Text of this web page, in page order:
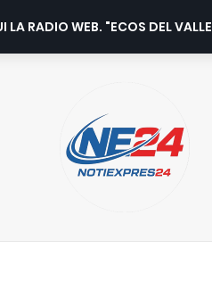
LA RADIO WEB. "ECOS DEL VALLE".